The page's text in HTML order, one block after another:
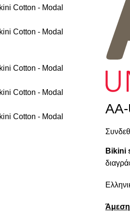
Bikini